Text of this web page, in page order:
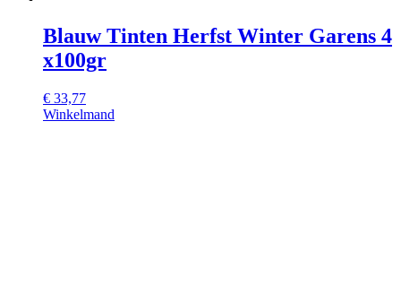
Blauw Tinten Herfst Winter Garens 4
x100gr
€ 33,77
Winkelmand